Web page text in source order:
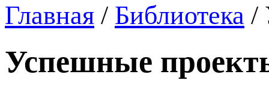
Главная / Библиотека /
Успешные